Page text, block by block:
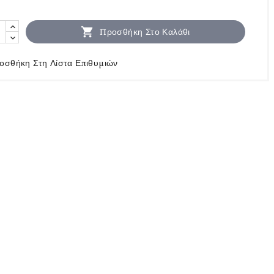
 Προσθήκη Στο Καλάθι
Στη Λίστα Επιθυμιών